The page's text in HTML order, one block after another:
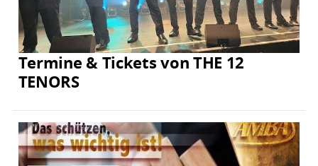
Termine & Tickets von THE 12
TENORS